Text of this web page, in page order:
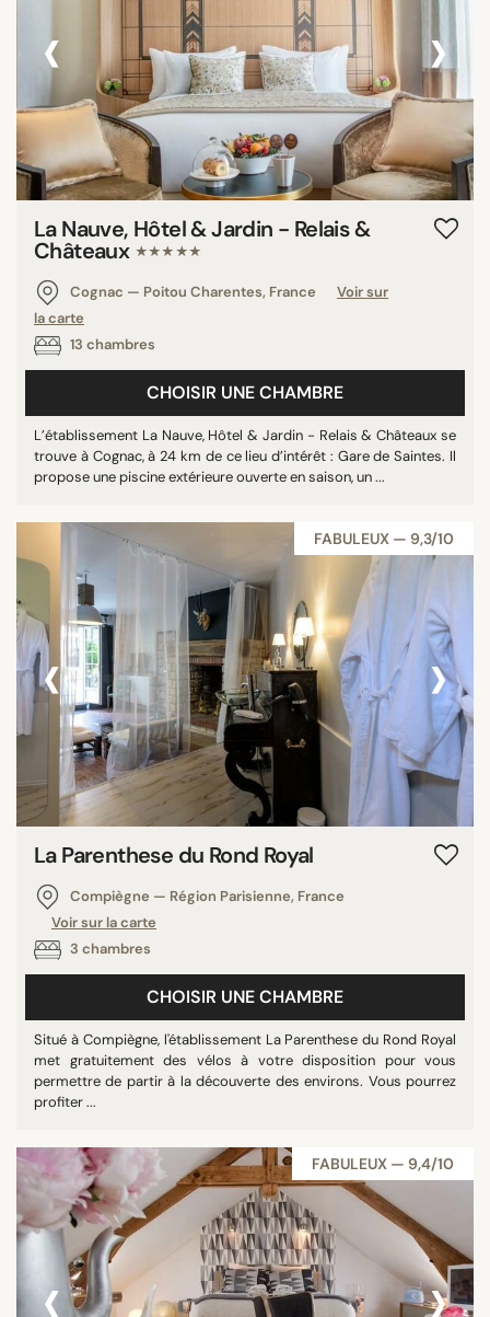
‹ ›
La Nauve, Hôtel & Jardin - Relais &
Châteaux ★★★★★
Cognac — Poitou Charentes, France
Voir sur
la carte
13 chambres
CHOISIR UNE CHAMBRE
L’établissement La Nauve, Hôtel & Jardin - Relais & Châteaux se
trouve à Cognac, à 24 km de ce lieu d’intérêt : Gare de Saintes. Il
propose une piscine extérieure ouverte en saison, un ...
FABULEUX — 9,3/10
‹ ›
La Parenthese du Rond Royal
Compiègne — Région Parisienne, France
Voir sur la carte
3 chambres
CHOISIR UNE CHAMBRE
Situé à Compiègne, l'établissement La Parenthese du Rond Royal
met gratuitement des vélos à votre disposition pour vous
permettre de partir à la découverte des environs. Vous pourrez
profiter ...
FABULEUX — 9,4/10